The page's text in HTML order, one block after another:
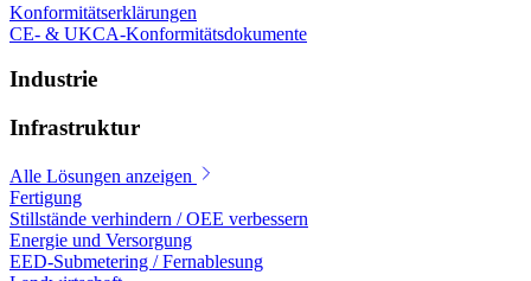
Konformitätserklärungen
CE- & UKCA-Konformitätsdokumente
Industrie
Infrastruktur
Alle Lösungen anzeigen
Fertigung
Stillstände verhindern / OEE verbessern
Energie und Versorgung
EED-Submetering / Fernablesung